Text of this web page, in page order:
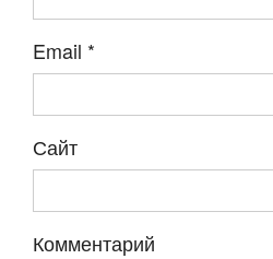
Email *
Сайт
Комментарий